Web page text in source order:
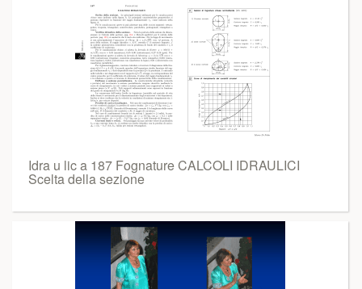
Idra u lic a 187 Fognature CALCOLI IDRAULICI
Scelta della sezione